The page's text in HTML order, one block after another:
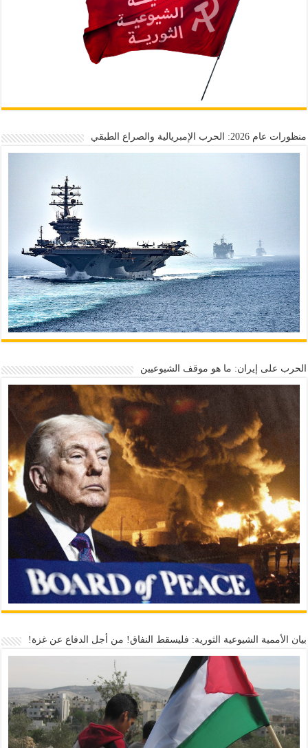
منظورات عام 2026: الحرب الإمبريالية والصراع الطبقي
الحرب على إيران: ما هو موقف الشيوعيين
بيان الأممية الشيوعية الثورية: فليسقط النفاق! من أجل الدفاع عن غزة!